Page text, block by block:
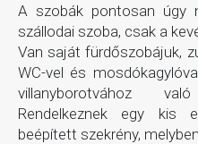
A szobák pontosan úgy
szállodai szoba, csak a
Van saját fürdőszobájuk,
WC-vel és
villanyborotvához
Rendelkeznek egy kis
beépített szekrény,